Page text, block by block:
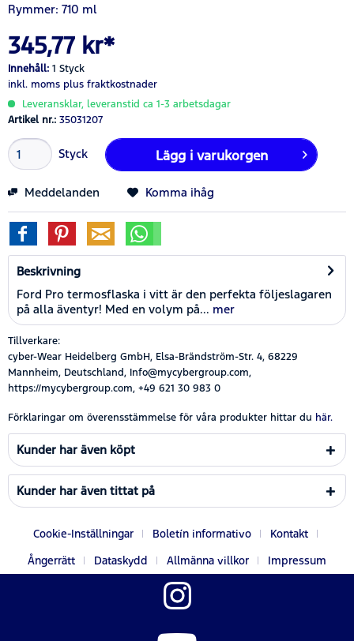
Rymmer: 710 ml
345,77 kr*
Innehåll: 1 Styck
inkl. moms plus fraktkostnader
Leveransklar, leveranstid ca 1-3 arbetsdagar
Artikel nr.: 35031207
Styck Lägg i varukorgen
Meddelanden Komma ihåg
Beskrivning
Ford Pro termosflaska i vitt är den perfekta följeslagaren
på alla äventyr! Med en volym på... mer
Tillverkare:
cyber-Wear Heidelberg GmbH, Elsa-Brändström-Str. 4, 68229
Mannheim, Deutschland, Info@mycybergroup.com,
https://mycybergroup.com, +49 621 30 983 0
Förklaringar om överensstämmelse för våra produkter hittar du här.
Kunder har även köpt
Kunder har även tittat på
Cookie-Inställningar Boletín informativo
Kontakt
Ångerrätt
Dataskydd Allmänna villkor Impressum